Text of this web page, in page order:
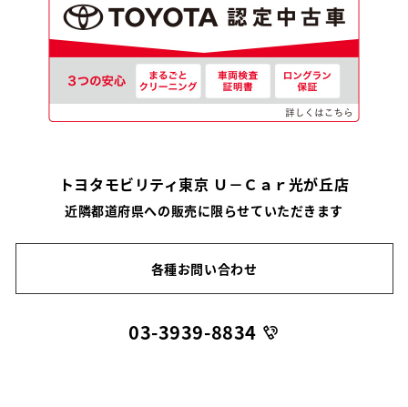
トヨタモビリティ東京 Ｕ－Ｃａｒ光が丘店
近隣都道府県への販売に限らせていただきます
各種お問い合わせ
03-3939-8834